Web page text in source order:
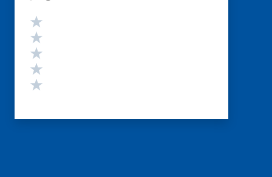
Valutazione